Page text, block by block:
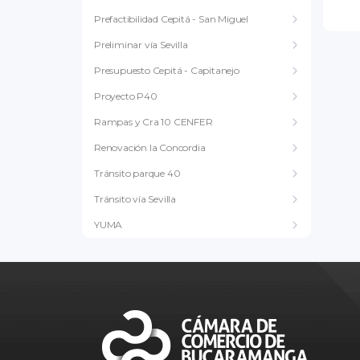
Prefactibilidad Cepitá - San Miguel
Preliminar vía Sevilla
Presupuesto Cepitá - Capitanejo
Proyecto P40
Rampas y Cra 10 CENFER
Renovación la Concordia
Tránsito parque 40
Tránsito vía Sevilla
YUMA